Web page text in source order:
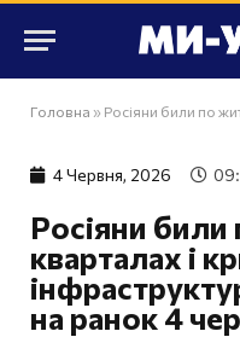
Головна » Росіяни били по житлових
4 Червня, 2026
Росіяни
кварталах і
на ранок 4